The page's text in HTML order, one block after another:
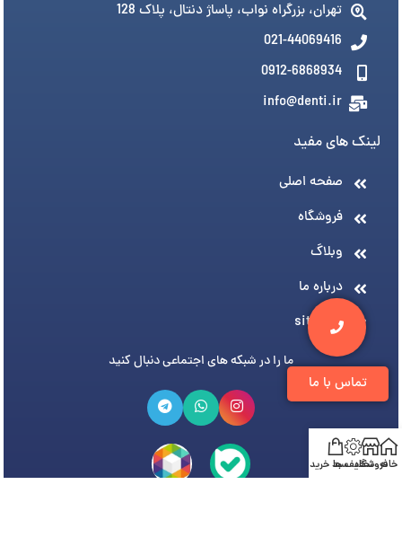
تماس با ما
تهران، بزرگراه نواب، پاساژ دنتال، پلاک 128
021-44069416
0912-6868934
info@denti.ir
لینک های مفید
صفحه اصلی
فروشگاه
وبلاگ
درباره ما
sitemap
ما را در شبکه های اجتماعی دنبال کنید
خانهفروشگاه
تخفیف هاسبد خرید